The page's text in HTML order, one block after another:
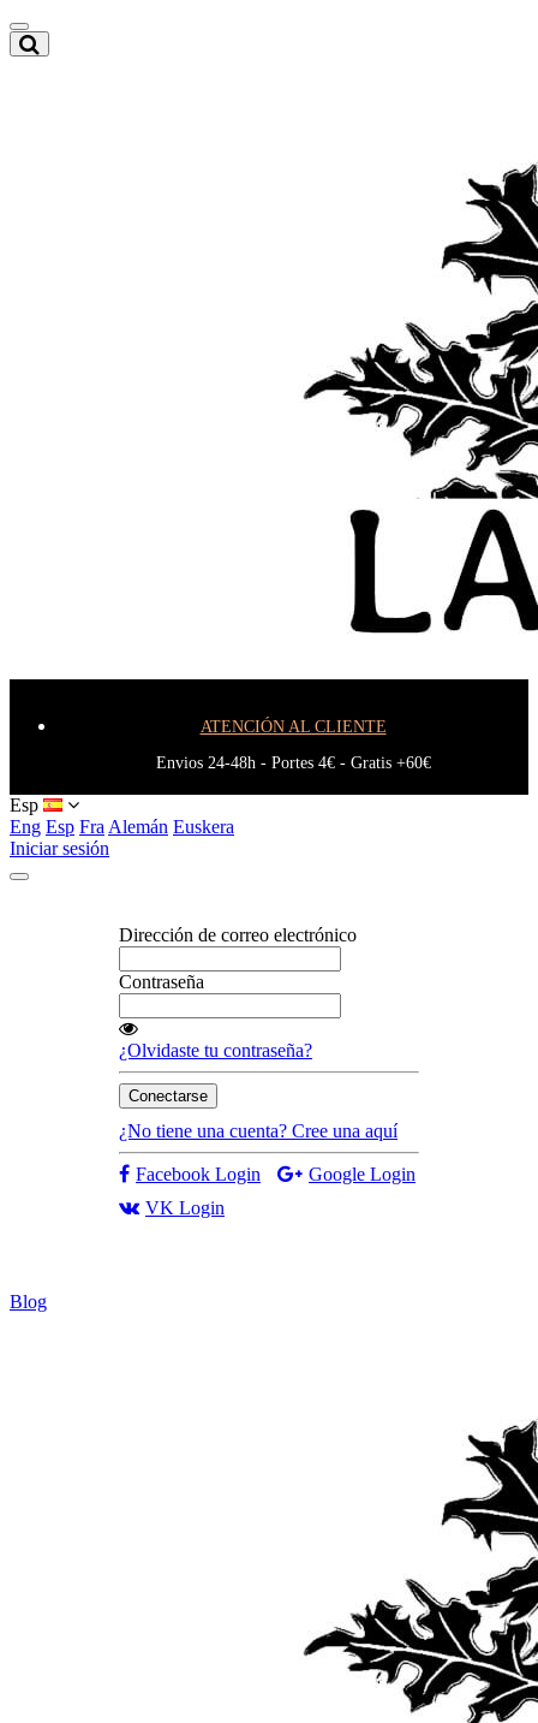
ATENCIÓN AL CLIENTE
Envios 24-48h - Portes 4€ - Gratis +60€
Esp
Eng Esp Fra Alemán Euskera
Iniciar sesión
Dirección de correo electrónico
Contraseña
¿Olvidaste tu contraseña?
Conectarse
¿No tiene una cuenta? Cree una aquí
Facebook Login
Google Login
VK Login
Blog